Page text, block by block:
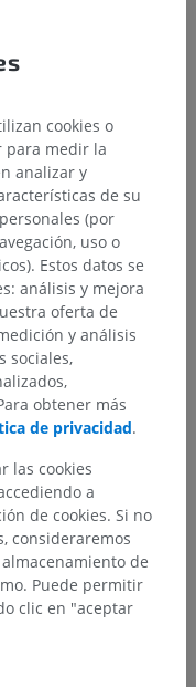
cookies o
para medir la
analizar y
de su
(por
uso o
Estos datos se
análisis y mejora
oferta de
y análisis
sociales,
obtener más
de privacidad.
las cookies
a
de cookies. Si no
consideraremos
de
Puede permitir
clic en "aceptar